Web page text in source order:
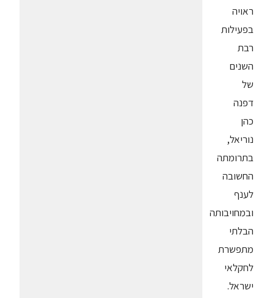
ראויה
בפעילות
רבת
השנים
של
דפנה
כהן
נוריאל,
בתרומתה
החשובה
לענף
ובמחויבותה
הבלתי
מתפשרת
לחקלאי
ישראל.